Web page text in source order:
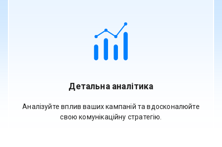
Детальна аналітика
Аналізуйте вплив ваших кампаній та вдосконалюйте
свою комунікаційну стратегію.